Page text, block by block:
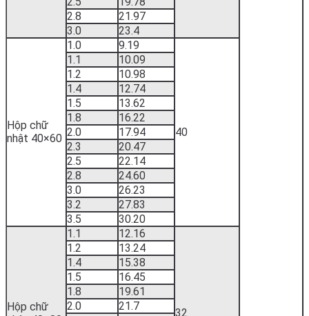
2.8
21.97
3.0
23.4
Hộp chữ
nhật 40×60
1.0 9.19
40
1.1
10.09
1.2
10.98
1.4
12.74
1.5
13.62
1.8
16.22
2.0
17.94
2.3
20.47
2.5
22.14
2.8
24.60
3.0
26.23
3.2
27.83
3.5
30.20
Hộp chữ
1.1 12.16
32
1.2
13.24
1.4
15.38
1.5
16.45
1.8
19.61
2.0
21.7